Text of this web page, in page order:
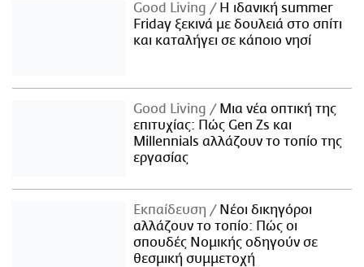
Good Living
Η ιδανική summer
Friday ξεκινά με δουλειά στο σπίτι
και καταλήγει σε κάποιο νησί
Good Living
Μια νέα οπτική της
επιτυχίας: Πώς Gen Zs και
Millennials αλλάζουν το τοπίο της
εργασίας
Εκπαίδευση
Νέοι δικηγόροι
αλλάζουν το τοπίο: Πώς οι
σπουδές Νομικής οδηγούν σε
θεσμική συμμετοχή